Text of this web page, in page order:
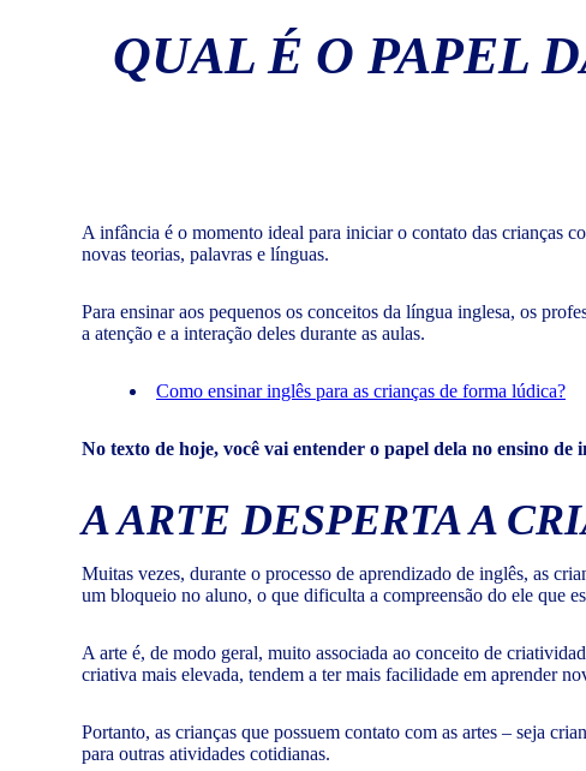
QUAL É O PAPEL
A infância é o momento ideal para iniciar o contato das crianças
novas teorias, palavras e línguas.
Para ensinar aos pequenos os conceitos da língua inglesa, os
a atenção e a interação deles durante as aulas.
Como ensinar inglês para as crianças de forma lúdica?
No texto de hoje, você vai entender o papel dela no ensino de
A ARTE DESPERTA A
Muitas vezes, durante o processo de aprendizado de inglês, as
um bloqueio no aluno, o que dificulta a compreensão do ele que
A arte é, de modo geral, muito associada ao conceito de
criativa mais elevada, tendem a ter mais facilidade em aprender
Portanto, as crianças que possuem contato com as artes – seja
para outras atividades cotidianas.